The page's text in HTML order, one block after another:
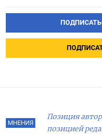
МНЕНИЯ
Позиция
позицией